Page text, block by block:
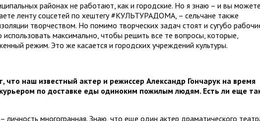
районах не работают, как и городские. Но я знаю – и вы
ленту соцсетей по хештегу #КУЛЬТУРАДОМА, – сельчане также
творчеством. Но помимо творческих задач стоят и сугубо
максимально, чтобы решить все те вопросы, которые,
режим. Это же касается и городских учреждений культуры.
что наш известный актер и режиссер Александр Гончарук на время
по доставке еды одиноким пожилым людям. Есть ли еще
личность многогранная. Знаю, что еще один актер драматического